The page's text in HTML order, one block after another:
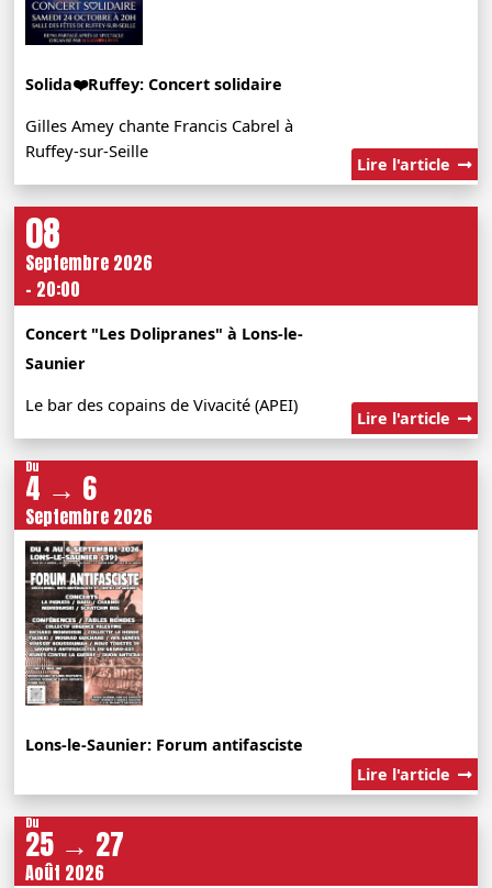
Solida❤️Ruffey: Concert solidaire
Gilles Amey chante Francis Cabrel à
Ruffey-sur-Seille
Lire l'article
08
Septembre 2026
- 20:00
Concert "Les Dolipranes" à Lons-le-
Saunier
Le bar des copains de Vivacité (APEI)
Lire l'article
Du
4 → 6
Septembre 2026
Lons-le-Saunier: Forum antifasciste
Lire l'article
Du
25 → 27
Août 2026